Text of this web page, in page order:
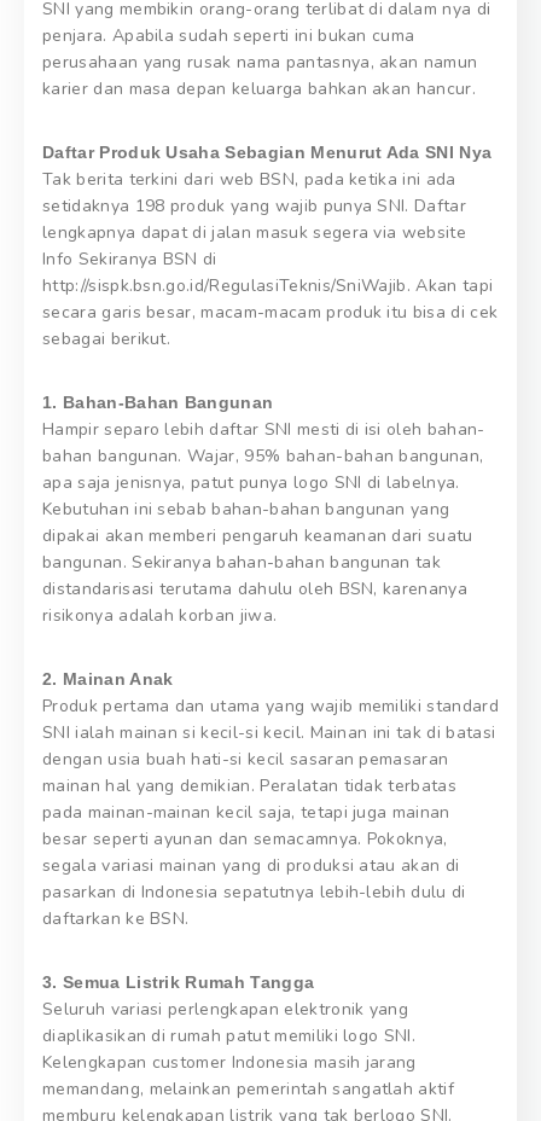
SNI yang membikin orang-orang terlibat di dalam nya di
penjara. Apabila sudah seperti ini bukan cuma
perusahaan yang rusak nama pantasnya, akan namun
karier dan masa depan keluarga bahkan akan hancur.
Daftar Produk Usaha Sebagian Menurut Ada SNI Nya
Tak berita terkini dari web BSN, pada ketika ini ada
setidaknya 198 produk yang wajib punya SNI. Daftar
lengkapnya dapat di jalan masuk segera via website
Info Sekiranya BSN di
http://sispk.bsn.go.id/RegulasiTeknis/SniWajib. Akan tapi
secara garis besar, macam-macam produk itu bisa di cek
sebagai berikut.
1. Bahan-Bahan Bangunan
Hampir separo lebih daftar SNI mesti di isi oleh bahan-
bahan bangunan. Wajar, 95% bahan-bahan bangunan,
apa saja jenisnya, patut punya logo SNI di labelnya.
Kebutuhan ini sebab bahan-bahan bangunan yang
dipakai akan memberi pengaruh keamanan dari suatu
bangunan. Sekiranya bahan-bahan bangunan tak
distandarisasi terutama dahulu oleh BSN, karenanya
risikonya adalah korban jiwa.
2. Mainan Anak
Produk pertama dan utama yang wajib memiliki standard
SNI ialah mainan si kecil-si kecil. Mainan ini tak di batasi
dengan usia buah hati-si kecil sasaran pemasaran
mainan hal yang demikian. Peralatan tidak terbatas
pada mainan-mainan kecil saja, tetapi juga mainan
besar seperti ayunan dan semacamnya. Pokoknya,
segala variasi mainan yang di produksi atau akan di
pasarkan di Indonesia sepatutnya lebih-lebih dulu di
daftarkan ke BSN.
3. Semua Listrik Rumah Tangga
Seluruh variasi perlengkapan elektronik yang
diaplikasikan di rumah patut memiliki logo SNI.
Kelengkapan customer Indonesia masih jarang
memandang, melainkan pemerintah sangatlah aktif
memburu kelengkapan listrik yang tak berlogo SNI.